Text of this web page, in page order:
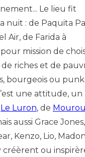
Le lieu fit
nuit : de Paquita
Air, de Farida à
mission de
riches et de
bourgeois ou
une attitude,
Le Luron, de
aussi Grace
Kenzo, Lio,
créèrent ou